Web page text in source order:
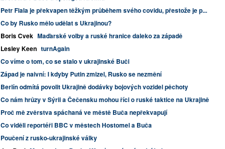
Petr Fiala je překvapen těžkým průběhem svého covidu, přestože je p...
Co by Rusko mělo udělat s Ukrajinou?
Boris Cvek Maďarské volby a ruské hranice daleko za západě
Lesley Keen turnAgain
Co víme o tom, co se stalo v ukrajinské Buči
Západ je naivní: I kdyby Putin zmizel, Rusko se nezmění
Berlín odmítá povolit Ukrajině dodávky bojových vozidel pěchoty
Co nám hrůzy v Sýrii a Čečensku mohou říci o ruské taktice na Ukrajině
Proč mě zvěrstva spáchaná ve městě Buča nepřekvapují
Co viděli reportéři BBC v městech Hostomel a Buča
Poučení z rusko-ukrajinské války